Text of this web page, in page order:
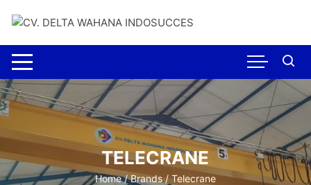
TELECRANE
Home/ Brands / Telecrane